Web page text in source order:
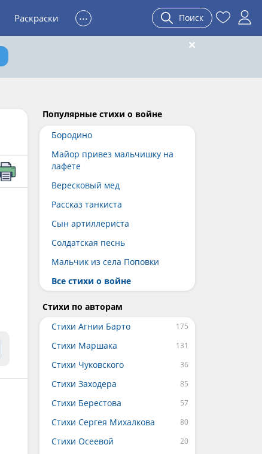
Раскраски ... Поиск
Популярные стихи о войне
Бородино
Майор привез мальчишку на
лафете
Вересковый мед
Рассказ танкиста
Сын артиллериста
Солдатская песнь
Мальчик из села Поповки
Все стихи о войне
Стихи по авторам
Стихи Агнии Барто
Стихи Маршака
Стихи Чуковского
Стихи Заходера
Стихи Берестова
Стихи Сергея Михалкова
Стихи Осеевой